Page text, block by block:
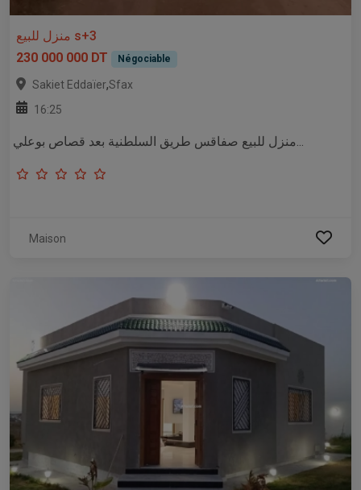
منزل للبيع s+3
230 000 000 DT
Négociable
Sakiet Eddaïer,Sfax
16:25
Maison